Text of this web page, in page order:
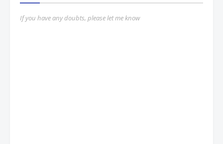
If you have any doubts, please let me know